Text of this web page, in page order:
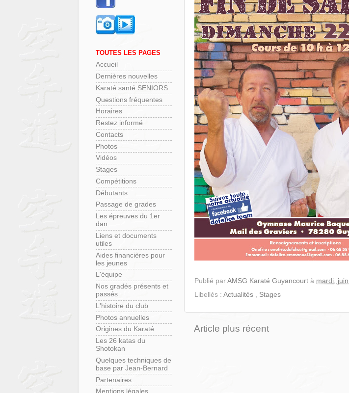
Publié par AMSG Karaté Guyancourt à mardi,
Libellés : Actualités , Stages
Article plus récent
TOUTES LES PAGES
Accueil
Dernières nouvelles
Karaté santé SENIORS
Questions fréquentes
Horaires
Restez informé
Contacts
Photos
Vidéos
Stages
Compétitions
Débutants
Passage de grades
Les épreuves du 1er
dan
Liens et documents
utiles
Aides financières pour
les jeunes
L'équipe
Nos gradés présents et
passés
L'histoire du club
Photos annuelles
Origines du Karaté
Les 26 katas du
Shotokan
Quelques techniques de
base par Jean-Bernard
Partenaires
Mentions légales